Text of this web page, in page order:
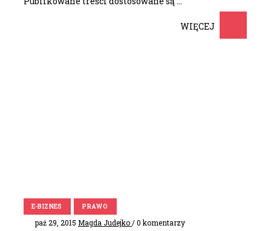
WIĘCEJ
E-BIZNES PRAWO
paź 29, 2015 Magda Judejko/ 0 komentarzy